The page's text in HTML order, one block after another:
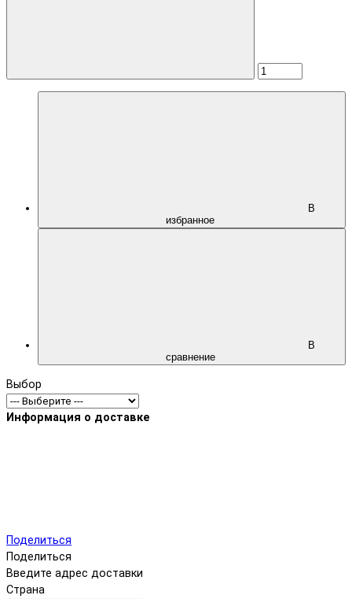
В
избранное
В
сравнение
Выбор
Информация о доставке
Поделиться
Поделиться
Введите адрес доставки
Страна